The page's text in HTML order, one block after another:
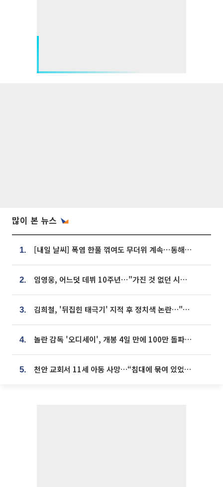
많이 본 뉴스
1. [내일 날씨] 폭염 한풀 꺾여도 무더위 계속⋯동해안 이틀 연속 비
2. 임영웅, 어느덧 데뷔 10주년⋯"가진 것 없던 시절, 내 앞엔 20명의 팬뿐"
3. 김희철, '뒤집힌 태극기' 지적 후 정치색 논란…"좌우 떠나 우리나라 국기"
4. 놀란 감독 '오디세이', 개봉 4일 만에 100만 돌파⋯'왕사남' 보다 빠르다
5. 천안 교회서 11세 아동 사망…“침대에 묶여 있었다” 진술 확보